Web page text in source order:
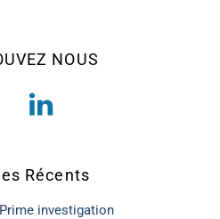
NOUS
Récents
investigation